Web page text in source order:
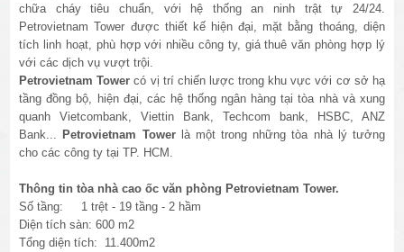
chữa cháy tiêu chuẩn, với hệ thống an ninh trật tự 24/24.
Petrovietnam Tower được thiết kế hiện đại, mặt bằng thoáng, diện
tích linh hoạt, phù hợp với nhiều công ty, giá thuê văn phòng hợp lý
với các dịch vụ vượt trội.
Petrovietnam Towercó vị trí chiến lược trong khu vực với cơ sở hạ
tầng đồng bộ, hiện đại, các hệ thống ngân hàng tại tòa nhà và xung
quanh Vietcombank, Viettin Bank, Techcom bank, HSBC, ANZ
Bank...
Petrovietnam Tower là một trong những tòa nhà lý tưởng
cho các công ty tại TP. HCM.
Thông tin tòa nhà cao ốc văn phòng Petrovietnam Tower.
Số tầng: 1 trệt - 19 tầng - 2 hầm
Diện tích sàn: 600 m2
Tổng diện tích: 11.400m2